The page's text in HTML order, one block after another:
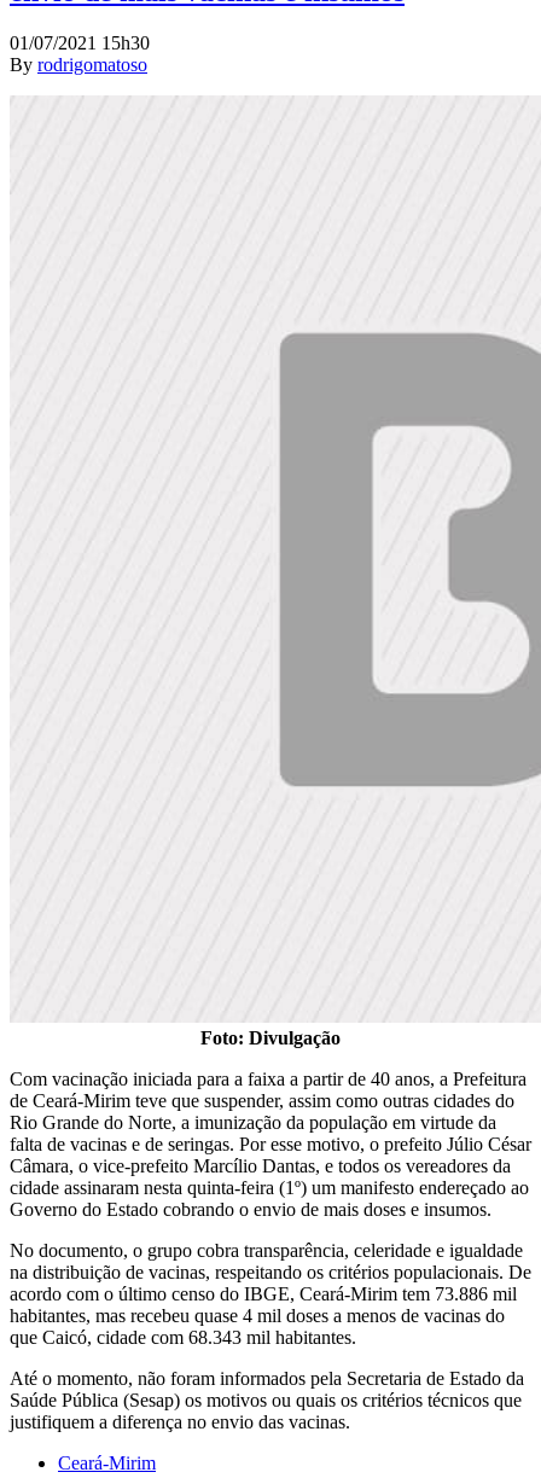
01/07/2021 15h30
By rodrigomatoso
Foto: Divulgação
Com vacinação iniciada para a faixa a partir de 40 anos, a Prefeitura
de Ceará-Mirim teve que suspender, assim como outras cidades do
Rio Grande do Norte, a imunização da população em virtude da
falta de vacinas e de seringas. Por esse motivo, o prefeito Júlio César
Câmara, o vice-prefeito Marcílio Dantas, e todos os vereadores da
cidade assinaram nesta quinta-feira (1º) um manifesto endereçado ao
Governo do Estado cobrando o envio de mais doses e insumos.
No documento, o grupo cobra transparência, celeridade e igualdade
na distribuição de vacinas, respeitando os critérios populacionais. De
acordo com o último censo do IBGE, Ceará-Mirim tem 73.886 mil
habitantes, mas recebeu quase 4 mil doses a menos de vacinas do
que Caicó, cidade com 68.343 mil habitantes.
Até o momento, não foram informados pela Secretaria de Estado da
Saúde Pública (Sesap) os motivos ou quais os critérios técnicos que
justifiquem a diferença no envio das vacinas.